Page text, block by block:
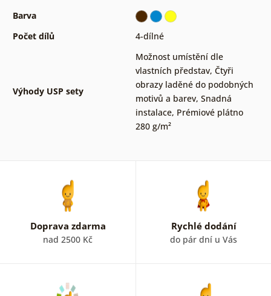
Barva
Počet dílů
4-dílné
Výhody USP sety
Možnost umístění dle
vlastních představ, Čtyři
obrazy laděné do podobných
motivů a barev, Snadná
instalace, Prémiové plátno
280 g/m²
Doprava zdarma
nad 2500 Kč
Rychlé dodání
do pár dní u Vás